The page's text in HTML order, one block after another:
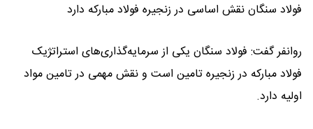
فولاد سنگان نقش اساسی در زنجیره فولاد مبارکه دارد
روانفر گفت: فولاد سنگان یکی از سرمایه‌گذاری‌های استراتژیک
فولاد مبارکه در زنجیره تامین است و نقش مهمی در تامین مواد
اولیه دارد.